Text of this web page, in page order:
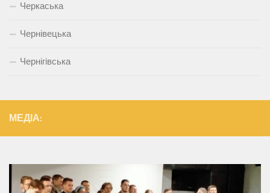
Черкаська
Чернівецька
Чернігівська
МЕДІА: